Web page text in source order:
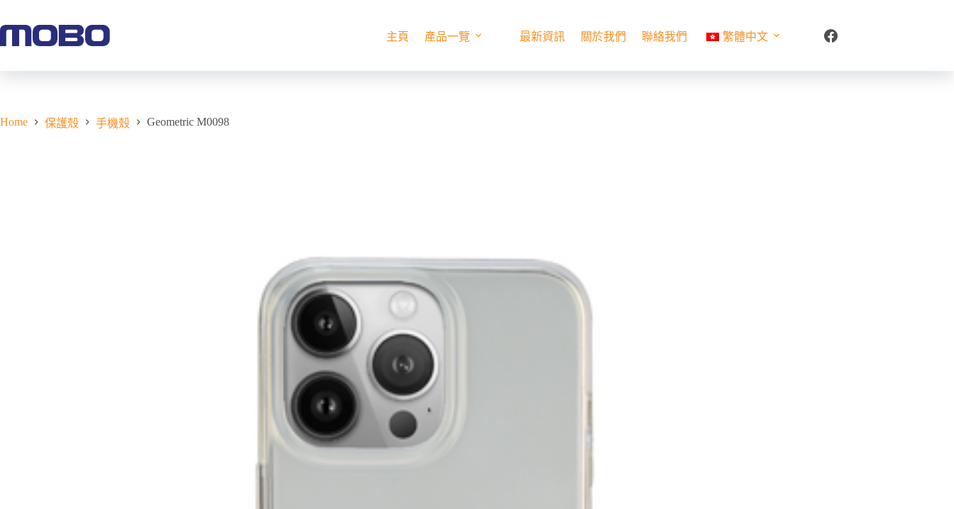
主頁 產品一覽 最新資訊 關於我們 聯絡我們 繁體中文
Home 保護殼 手機殼 Geometric M0098